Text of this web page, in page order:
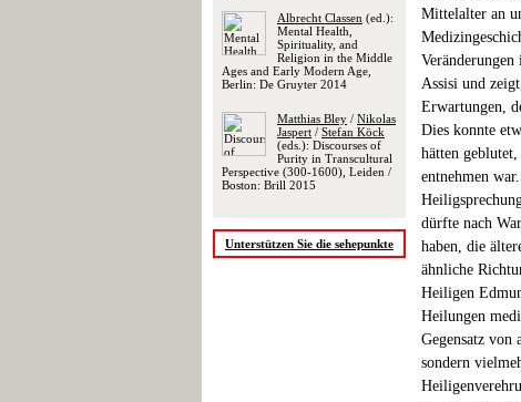
Albrecht Classen (ed.):
Mental Health,
Spirituality, and
Religion in the Middle
Ages and Early Modern Age,
Berlin: De Gruyter 2014
Matthias Bley / Nikolas
Jaspert / Stefan Köck
(eds.): Discourses of
Purity in Transcultural
Perspective (300-1600), Leiden /
Boston: Brill 2015
Unterstützen Sie die sehepunkte
Mittelalter an
Assisi und
Erwartungen,
Dies konnte
hätten
entnehmen
dürfte nach
haben, die
ähnliche
Heiligen
Heilungen
Gegensatz
sondern